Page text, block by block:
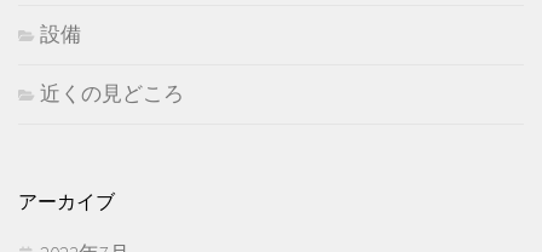
設備
近くの見どころ
アーカイブ